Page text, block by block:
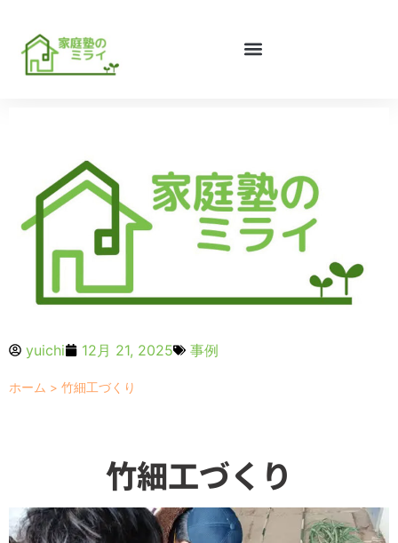
yuichi 12月 21, 2025 事例
ホーム > 竹細工づくり
竹細工づくり